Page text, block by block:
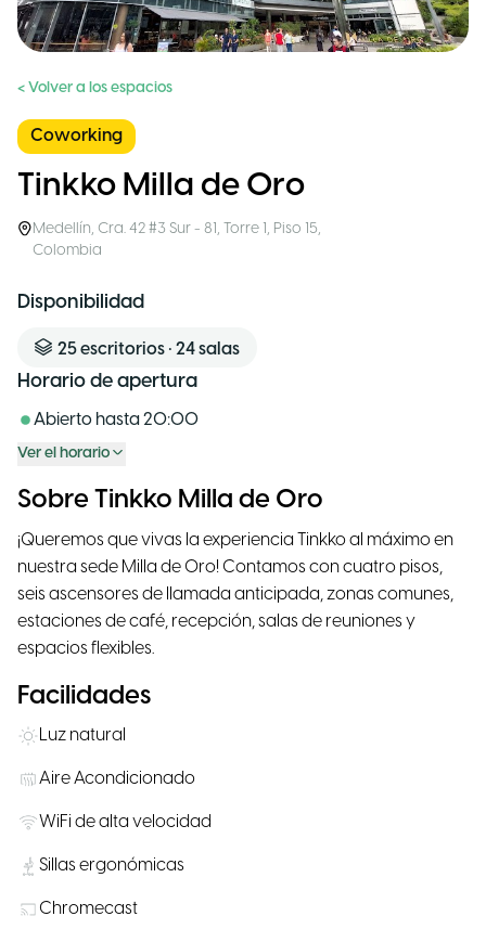
< Volver a los espacios
Coworking
Tinkko Milla de Oro
Medellín, Cra. 42 #3 Sur - 81, Torre 1, Piso 15,
Colombia
Disponibilidad
25escritorios • 24salas
Horario de apertura
Abierto hasta20:00
Ver el horario
Sobre Tinkko Milla de Oro
¡Queremos que vivas la experiencia Tinkko al máximo en
nuestra sede Milla de Oro! Contamos con cuatro pisos,
seis ascensores de llamada anticipada, zonas comunes,
estaciones de café, recepción, salas de reuniones y
espacios flexibles.
Facilidades
Luz natural
Aire Acondicionado
WiFi de alta velocidad
Sillas ergonómicas
Chromecast